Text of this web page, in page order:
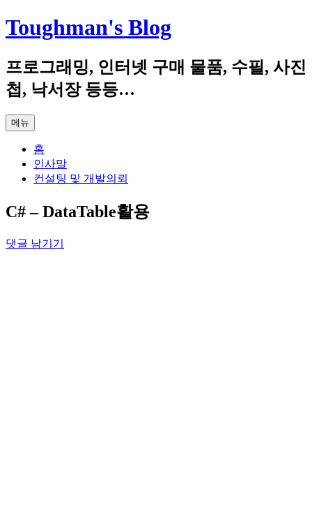
컨
텐
로
건
너
기
Toughman's Blog
프로그래밍, 인터넷 구매 물품, 수필, 사진
첩, 낙서장 등등…
메뉴
홈
인사말
컨설팅 및 개발의뢰
C# – DataTable활용
댓글 남기기